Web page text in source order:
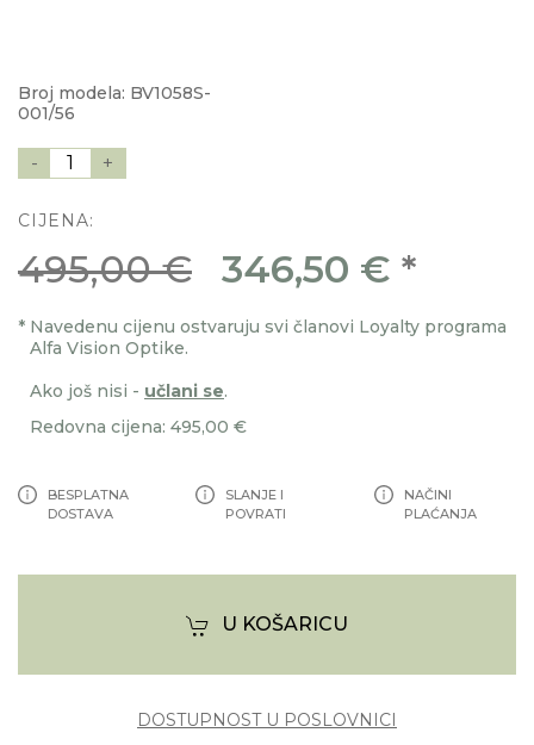
Broj modela: BV1058S-
001/56
- 1 +
CIJENA:
495,00 € 346,50 € *
* Navedenu cijenu ostvaruju svi članovi Loyalty programa
Alfa Vision Optike.
Ako još nisi - učlani se.
Redovna cijena: 495,00 €
BESPLATNA
DOSTAVA
SLANJE I
POVRATI
NAČINI
PLAĆANJA
U KOŠARICU
DOSTUPNOST U POSLOVNICI